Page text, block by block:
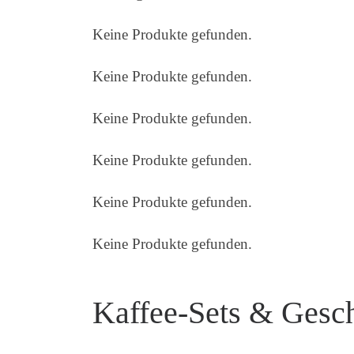
Keine Produkte gefunden.
Keine Produkte gefunden.
Keine Produkte gefunden.
Keine Produkte gefunden.
Keine Produkte gefunden.
Keine Produkte gefunden.
Kaffee-Sets &